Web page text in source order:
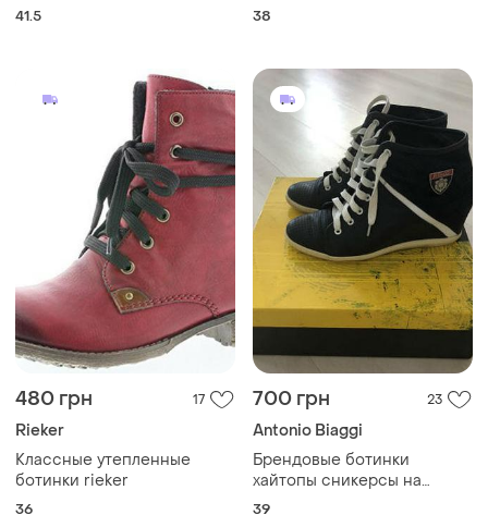
41.5 38
480 грн 17
Rieker
Классные утепленные
ботинки rieker
36
700 грн 23
Antonio Biaggi
Брендовые ботинки
хайтопы сникерсы на
скрытой танкетке от antonio
39